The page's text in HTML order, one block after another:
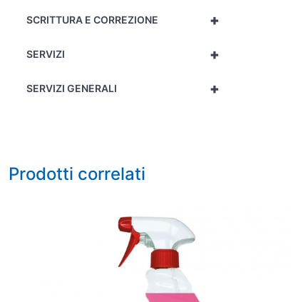
+
SCRITTURA E CORREZIONE
+
SERVIZI
+
SERVIZI GENERALI
Prodotti correlati